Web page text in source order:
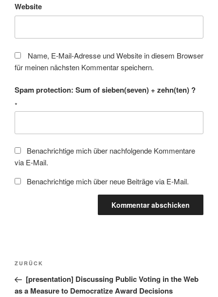
Website
Name, E-Mail-Adresse und Website in diesem Browser
für meinen nächsten Kommentar speichern.
Spam protection: Sum of sieben(seven) + zehn(ten) ?
*
Benachrichtige mich über nachfolgende Kommentare
via E-Mail.
Benachrichtige mich über neue Beiträge via E-Mail.
Beitragsnavigation
Vorheriger
Beitrag
ZURÜCK
[presentation] Discussing Public Voting in the Web
as a Measure to Democratize Award Decisions